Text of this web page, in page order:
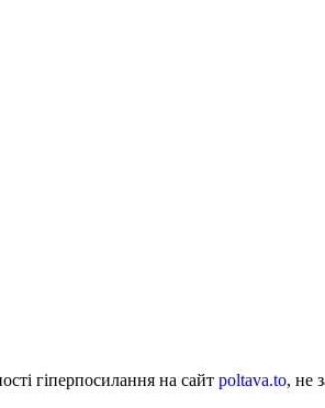
гіперпосилання на сайт poltava.to, не